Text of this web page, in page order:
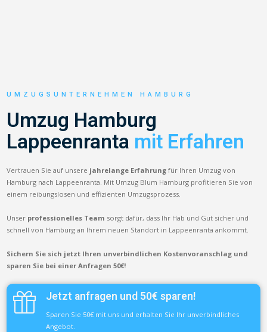
UMZUGSUNTERNEHMEN HAMBURG
Umzug Hamburg
Lappeenranta mit Erfahren
Vertrauen Sie auf unsere jahrelange Erfahrung für Ihren Umzug von
Hamburg nach Lappeenranta. Mit Umzug Blum Hamburg profitieren Sie von
einem reibungslosen und effizienten Umzugsprozess.
Unser professionelles Team sorgt dafür, dass Ihr Hab und Gut sicher und
schnell von Hamburg an Ihrem neuen Standort in Lappeenranta ankommt.
Sichern Sie sich jetzt Ihren unverbindlichen Kostenvoranschlag und
sparen Sie bei einer Anfragen 50€!
Jetzt anfragen und 50€ sparen!
Sparen Sie 50€ mit uns und erhalten Sie Ihr unverbindliches
Angebot.